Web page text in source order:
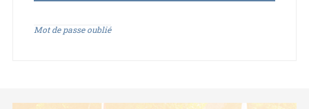
Mot de passe oublié